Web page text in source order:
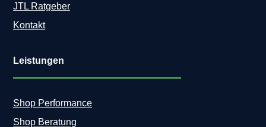
JTL Ratgeber
Kontakt
Leistungen
Shop Performance
Shop Beratung